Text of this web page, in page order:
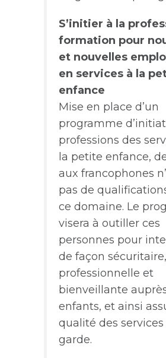
S’initier à la
formation pour
et nouvelles
en services à la
enfance
Mise en place d’un
programme
professions des
la petite enfance,
aux francophones
pas de
ce domaine. Le
visera à outiller ces
personnes pour
de façon sécuritaire,
professionnelle et
bienveillante
enfants, et ainsi
qualité des services
garde.